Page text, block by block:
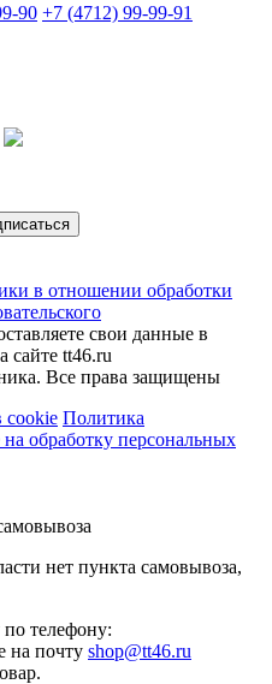
90 +7 (4712) 99-99-91
в отношении обработки
свои данные в
сайте tt46.ru
. Все права защищены
cookie Политика
на обработку персональных
нет пункта самовывоза,
телефону:
на почту shop@tt46.ru